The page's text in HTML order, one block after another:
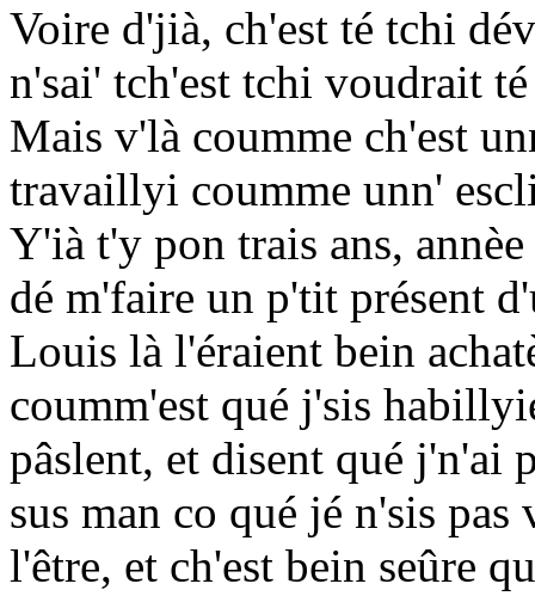
Voire d'jià, ch'est té tchi
n'sai' tch'est tchi voudrait
Mais v'là coumme ch'est
travaillyi coumme unn'
Y'ià t'y pon trais ans,
dé m'faire un p'tit présent
Louis là l'éraient bein
coumm'est qué j'sis
pâslent, et disent qué j'n'ai
sus man co qué jé n'sis
l'être, et ch'est bein seûre